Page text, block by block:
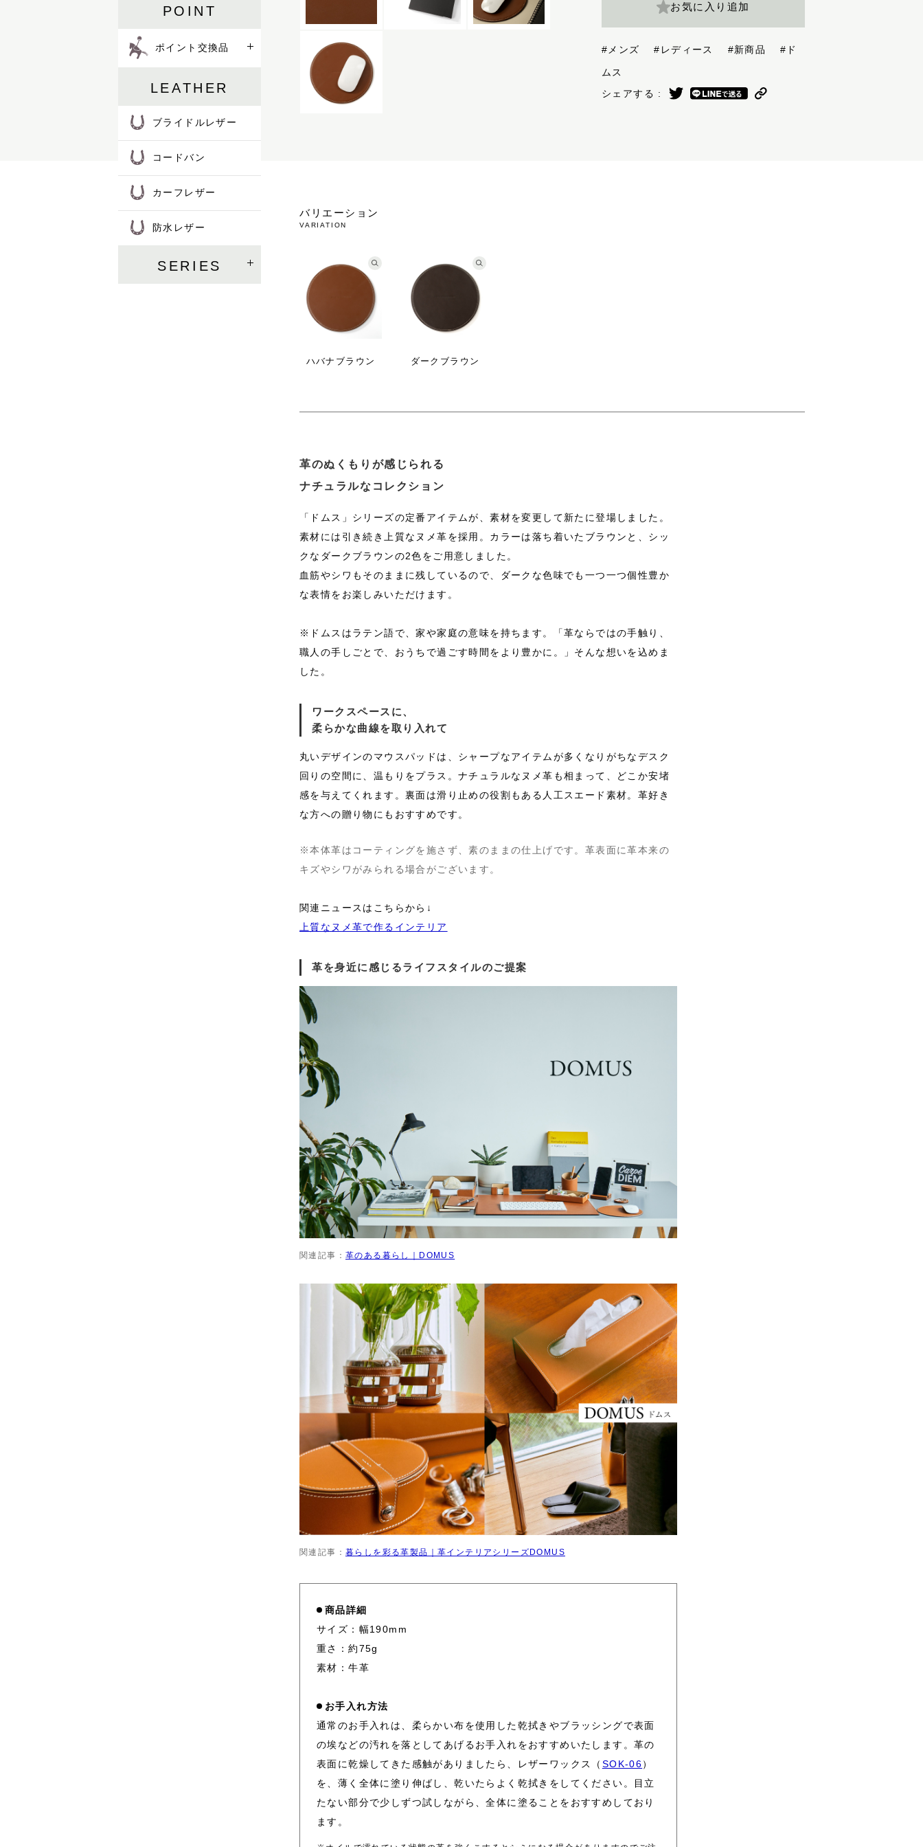
POINT
ポイント交換品
LEATHER
ブライドルレザー
コードバン
カーフレザー
防水レザー
SERIES
お気に入り追加
#メンズ #レディース #新商品 #ド
ムス
シェアする :
バリエーション
VARIATION
ハバナブラウン ダークブラウン
革のぬくもりが感じられる
ナチュラルなコレクション
「ドムス」シリーズの定番アイテムが、素材を変更して新たに登場しました。
素材には引き続き上質なヌメ革を採用。カラーは落ち着いたブラウンと、シッ
クなダークブラウンの2色をご用意しました。
血筋やシワもそのままに残しているので、ダークな色味でも一つ一つ個性豊か
な表情をお楽しみいただけます。
※ドムスはラテン語で、家や家庭の意味を持ちます。「革ならではの手触り、
職人の手しごとで、おうちで過ごす時間をより豊かに。」そんな想いを込めま
した。
ワークスペースに、
柔らかな曲線を取り入れて
丸いデザインのマウスパッドは、シャープなアイテムが多くなりがちなデスク
回りの空間に、温もりをプラス。ナチュラルなヌメ革も相まって、どこか安堵
感を与えてくれます。裏面は滑り止めの役割もある人工スエード素材。革好き
な方への贈り物にもおすすめです。
※本体革はコーティングを施さず、素のままの仕上げです。革表面に革本来の
キズやシワがみられる場合がございます。
関連ニュースはこちらから↓
上質なヌメ革で作るインテリア
革を身近に感じるライフスタイルのご提案
関連記事： 革のある暮らし｜DOMUS
関連記事： 暮らしを彩る革製品｜革インテリアシリーズDOMUS
商品詳細
サイズ：幅190mm
重さ：約75g
素材：牛革
お手入れ方法
通常のお手入れは、柔らかい布を使用した乾拭きやブラッシングで表面
の埃などの汚れを落としてあげるお手入れをおすすめいたします。革の
表面に乾燥してきた感触がありましたら、レザーワックス（ SOK-06）
を、薄く全体に塗り伸ばし、乾いたらよく乾拭きをしてください。目立
たない部分で少しずつ試しながら、全体に塗ることをおすすめしており
ます。